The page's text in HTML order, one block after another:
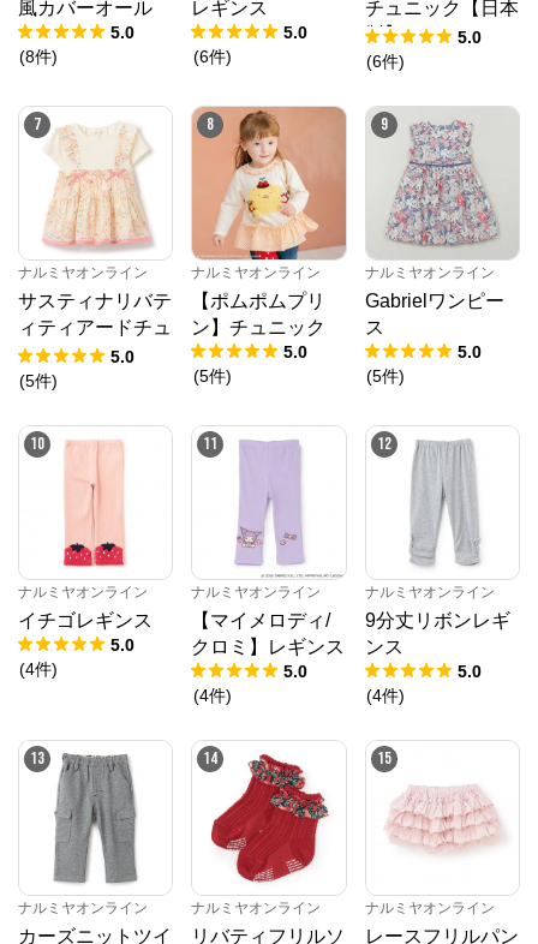
風カバーオール
5.0
(8件)
レギンス
5.0
(6件)
チュニック【日本
製】
5.0
(6件)
7
ナルミヤオンライン
サスティナリバテ
ィティアードチュ
ニック
5.0
(5件)
8
ナルミヤオンライン
【ポムポムプリ
ン】チュニック
5.0
(5件)
9
ナルミヤオンライン
Gabrielワンピー
ス
5.0
(5件)
10
ナルミヤオンライン
イチゴレギンス
5.0
(4件)
11
ナルミヤオンライン
【マイメロディ/
クロミ】レギンス
5.0
(4件)
12
ナルミヤオンライン
9分丈リボンレギ
ンス
5.0
(4件)
13
ナルミヤオンライン
カーズニットツイ
14
ナルミヤオンライン
リバティフリルソ
15
ナルミヤオンライン
レースフリルパン
ナルミヤオンライン
公式ECサイト
※外部サイトが開きます
ナルミヤオンライン からのコメント
ナルミヤオンライン公式通販ショップ。人気子供服メ
ゾピアノ、プティマイン、ラブトキシック、アナスイ
ミニ等、全ブランド、全商品をご覧いただけます。